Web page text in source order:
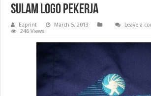
sulam logo pekerja
Ezprint March 5, 2013
Leave a
246 Views